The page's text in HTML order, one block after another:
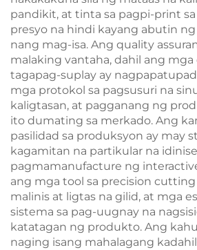
pandikit, at tinta sa pagpi-print
presyo na hindi kayang abutin
nang mag-isa. Ang quality
malaking vantaha, dahil ang
tagapag-suplay ay
mga protokol sa pagsusuri na
kaligtasan, at pagganang ng
ito dumating sa merkado. Ang
pasilidad sa produksyon ay may
kagamitan na partikular na
pagmamanufacture ng
ang mga tool sa precision
malinis at ligtas na gilid, at mga
sistema sa pag-uugnay na
katatagan ng produkto. Ang
naging isang mahalagang